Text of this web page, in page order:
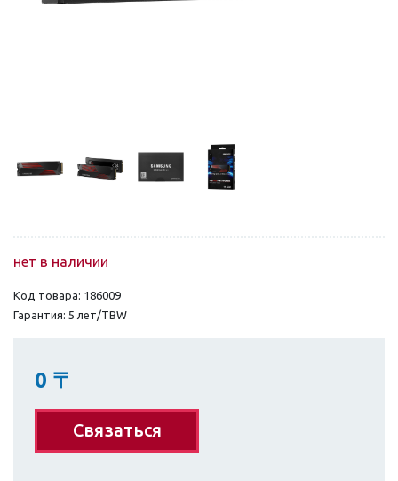
нет в наличии
Код товара: 186009
Гарантия: 5 лет/TBW
0 〒
Связаться